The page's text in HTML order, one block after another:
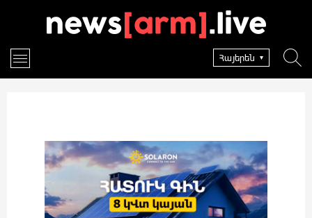
Հայերեն